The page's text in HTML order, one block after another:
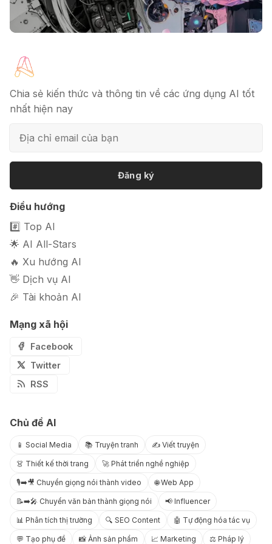
ảnh sản phẩm chuyên nghiệp
Chia sẻ kiến thức và thông tin về các ứng dụng AI tốt
nhất hiện nay
Đăng ký
Điều hướng
#️⃣ Top AI
🌟 AI All-Stars
🔥 Xu hướng AI
👋 Dịch vụ AI
🎉 Tài khoản AI
Mạng xã hội
Facebook
Twitter
RSS
Chủ đề AI
📱 Social Media 📚 Truyện tranh ✍️ Viết truyện
👗 Thiết kế thời trang 🚀 Phát triển nghề nghiệp
🎙️➡️🎥 Chuyển giọng nói thành video 🌐 Web App
📝➡️🎤 Chuyển văn bản thành giọng nói 📢 Influencer
📊 Phân tích thị trường 🔍 SEO Content 🤖 Tự động hóa tác vụ
💬 Tạo phụ đề 📸 Ảnh sản phẩm 📈 Marketing ⚖️ Pháp lý